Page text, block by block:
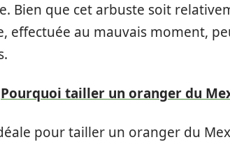
Bien que cet arbuste soit
effectuée au mauvais moment,
Pourquoi tailler un oranger du
pour tailler un oranger du